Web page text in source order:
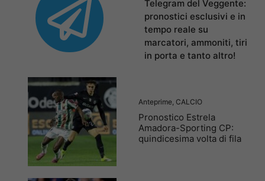
Telegram del Veggente:
pronostici esclusivi e in
tempo reale su
marcatori, ammoniti, tiri
in porta e tanto altro!
Anteprime CALCIO
Pronostico Estrela
Amadora-Sporting CP:
quindicesima volta di fila